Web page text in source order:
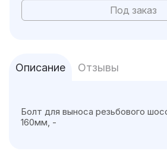
Под заказ
Описание Отзывы
Болт для выноса резьбового
160мм, -